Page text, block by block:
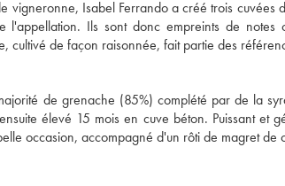
vigneronne, Isabel Ferrando a créé trois cuvées
Ils sont donc empreints de notes
cultivé de façon raisonnée, fait partie des
de grenache (85%) complété par de la
élevé 15 mois en cuve béton. Puissant et
occasion, accompagné d'un rôti de magret de